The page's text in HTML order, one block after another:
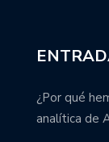
¿Por qué
analítica de